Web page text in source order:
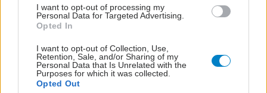
I want to opt-out of processing my
Personal Data for Targeted Advertising.
Opted In
I want to opt-out of Collection, Use,
Retention, Sale, and/or Sharing of my
Personal Data that Is Unrelated with the
Purposes for which it was collected.
Opted Out
ΔΙΑΒΑΣΤΕ ΑΚΟΜΑ
από μονοκλωνικό
αντίσωμα στο πρώιμο
Αλτσχάιμερ